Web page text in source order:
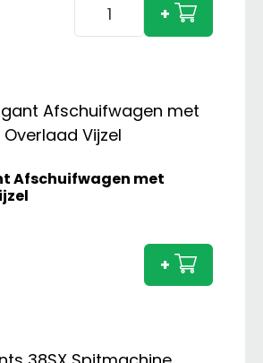
SE260
+
Afschuifwagen met
met
+